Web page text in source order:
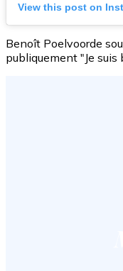
View this post on
Benoît Poelvoorde
publiquement "Je suis